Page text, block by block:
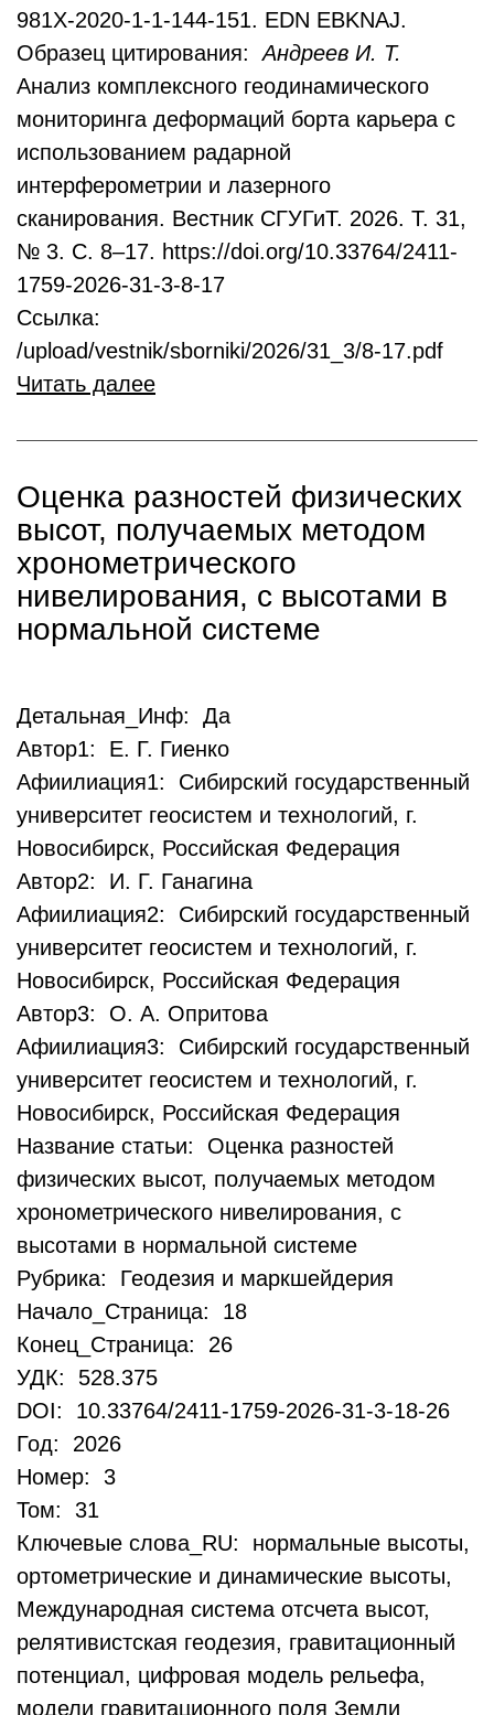
981X-2020-1-1-144-151. EDN EBKNAJ.
Образец цитирования:Андреев И. Т.
Анализ комплексного геодинамического
мониторинга деформаций борта карьера с
использованием радарной
интерферометрии и лазерного
сканирования. Вестник СГУГиТ. 2026. Т. 31,
№ 3. С. 8–17. https://doi.org/10.33764/2411-
1759-2026-31-3-8-17
Ссылка:
/upload/vestnik/sborniki/2026/31_3/8-17.pdf
Читать далее
Оценка разностей физических
высот, получаемых методом
хронометрического
нивелирования, с высотами в
нормальной системе
Детальная_Инф: Да
Автор1: Е. Г. Гиенко
Афиилиация1: Сибирский государственный
университет геосистем и технологий, г.
Новосибирск, Российская Федерация
Автор2: И. Г. Ганагина
Афиилиация2: Сибирский государственный
университет геосистем и технологий, г.
Новосибирск, Российская Федерация
Автор3: О. А. Опритова
Афиилиация3: Сибирский государственный
университет геосистем и технологий, г.
Новосибирск, Российская Федерация
Название статьи: Оценка разностей
физических высот, получаемых методом
хронометрического нивелирования, с
высотами в нормальной системе
Рубрика: Геодезия и маркшейдерия
Начало_Страница: 18
Конец_Страница: 26
УДК: 528.375
DOI: 10.33764/2411-1759-2026-31-3-18-26
Год: 2026
Номер: 3
Том: 31
Ключевые слова_RU: нормальные высоты,
ортометрические и динамические высоты,
Международная система отсчета высот,
релятивистская геодезия, гравитационный
потенциал, цифровая модель рельефа,
модели гравитационного поля Земли